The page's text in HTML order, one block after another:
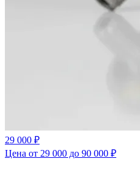
29 000 ₽
Цена от 29 000 до 90 000 ₽